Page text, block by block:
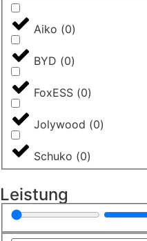
Aiko (0)
BYD (0)
FoxESS (0)
Jolywood (0)
Schuko (0)
Leistung